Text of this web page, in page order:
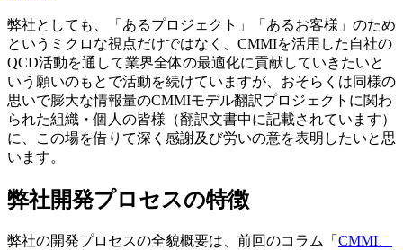
弊社としても、「あるプロジェクト」「あるお客様」のため
というミクロな視点だけではなく、CMMIを活用した自社の
QCD活動を通して業界全体の最適化に貢献していきたいと
いう願いのもとで活動を続けていますが、おそらくは同様の
思いで膨大な情報量のCMMIモデル翻訳プロジェクトに関わ
られた組織・個人の皆様（翻訳文書中に記載されています）
に、この場を借りて深く感謝及び労いの意を表明したいと思
います。
弊社開発プロセスの特徴
弊社の開発プロセスの全貌概要は、前回のコラム「 CMMI、